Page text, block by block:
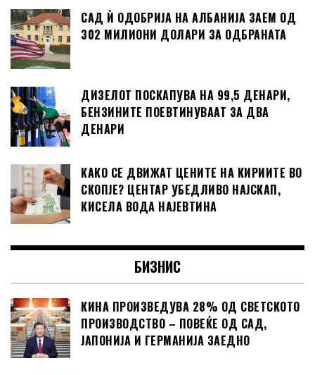
САД Ѝ ОДОБРИЈА НА АЛБАНИЈА ЗАЕМ ОД
302 МИЛИОНИ ДОЛАРИ ЗА ОДБРАНАТА
ДИЗЕЛОТ ПОСКАПУВА НА 99,5 ДЕНАРИ,
БЕНЗИНИТЕ ПОЕВТИНУВААТ ЗА ДВА
ДЕНАРИ
КАКО СЕ ДВИЖАТ ЦЕНИТЕ НА КИРИИТЕ ВО
СКОПЈЕ? ЦЕНТАР УБЕДЛИВО НАЈСКАП,
КИСЕЛА ВОДА НАЈЕВТИНА
БИЗНИС
КИНА ПРОИЗВЕДУВА 28% ОД СВЕТСКОТО
ПРОИЗВОДСТВО – ПОВЕЌЕ ОД САД,
ЈАПОНИЈА И ГЕРМАНИЈА ЗАЕДНО